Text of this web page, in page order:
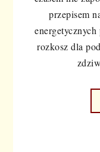
przepisem
rozkosz dla